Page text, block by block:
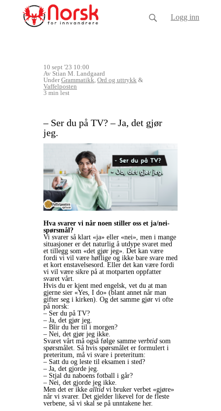
Logg inn
10 sept '23 10:00
Av Stian M. Landgaard
UnderGrammatikk, Ord og uttrykk &
Vaffelposten
3 min lest
– Ser du på TV? – Ja, det gjør
jeg.
Hva svarer vi når noen stiller oss et ja/nei-
spørsmål?
Vi svarer så klart «ja» eller «nei», men i mange
situasjoner er det naturlig å utdype svaret med
et tillegg som «det gjør jeg». Det kan være
fordi vi vil være høflige og ikke bare svare med
et kort enstavelsesord. Eller det kan være fordi
vi vil være sikre på at motparten oppfatter
svaret vårt.
Hvis du er kjent med engelsk, vet du at man
gjerne sier «Yes, I do» (blant annet når man
gifter seg i kirken). Og det samme gjør vi ofte
på norsk:
– Ser du på TV?
– Ja, det gjør jeg.
– Blir du her til i morgen?
– Nei, det gjør jeg ikke.
Svaret vårt må også følge samme verbtid som
spørsmålet. Så hvis spørsmålet er formulert i
preteritum, må vi svare i preteritum:
– Satt du og leste til eksamen i sted?
– Ja, det gjorde jeg.
– Stjal du naboens fotball i går?
– Nei, det gjorde jeg ikke.
Men det er ikke alltid vi bruker verbet «gjøre»
når vi svarer. Det gjelder likevel for de fleste
verbene, så vi skal se på unntakene her.